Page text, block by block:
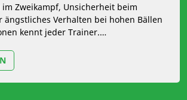
Zweikampf, Unsicherheit beim
ängstliches Verhalten bei hohen Bällen
kennt jeder Trainer.